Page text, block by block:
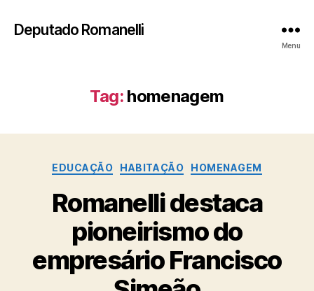
Deputado Romanelli
Menu
Tag: homenagem
Categorias
EDUCAÇÃO HABITAÇÃO HOMENAGEM
Romanelli destaca
pioneirismo do
empresário Francisco